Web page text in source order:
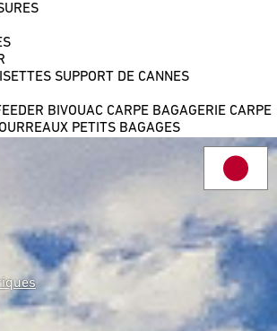
SUPPORT DE CANNES
BIVOUAC CARPE BAGAGERIE CARPE
PETITS BAGAGES